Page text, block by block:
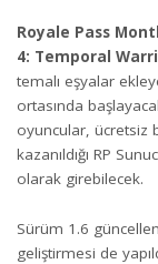
Royale Pass
4: Temporal
temalı eşyalar
ortasında
oyuncular, ücretsiz
kazanıldığı RP
olarak girebilecek.
Sürüm 1.6
geliştirmesi de